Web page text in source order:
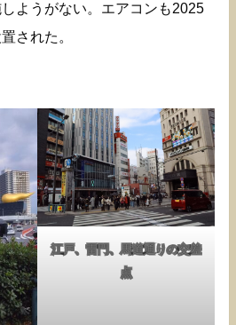
ようがない。エアコンも2025
された。
江戸、雷門、馬道通りの交差
点